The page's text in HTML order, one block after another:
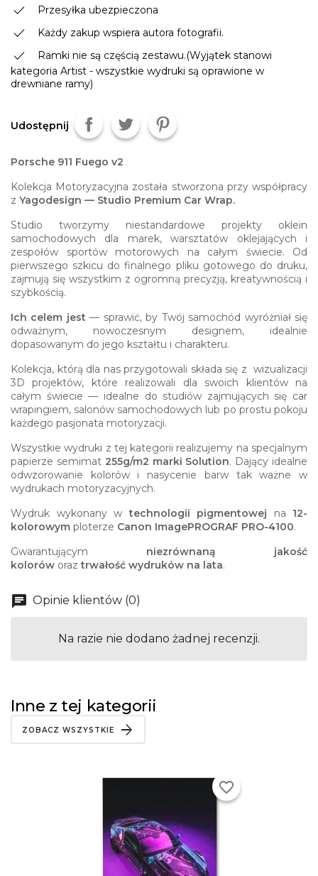
done Przesyłka ubezpieczona
done Każdy zakup wspiera autora fotografii.
done
Ramki nie są częścią zestawu.(Wyjątek stanowi
kategoria Artist - wszystkie wydruki są oprawione w
drewniane ramy)
Udostępnij
Porsche 911 Fuego v2
Kolekcja Motoryzacyjna została stworzona przy współpracy
z Yagodesign — Studio Premium Car Wrap.
Studio tworzymy niestandardowe projekty oklein
samochodowych dla marek, warsztatów oklejających i
zespołów sportów motorowych na całym świecie. Od
pierwszego szkicu do finalnego pliku gotowego do druku,
zajmują się wszystkim z ogromną precyzją, kreatywnością i
szybkością.
Ich celem jest — sprawić, by Twój samochód wyróżniał się
odważnym, nowoczesnym designem, idealnie
dopasowanym do jego kształtu i charakteru.
Kolekcja, którą dla nas przygotowali składa się z wizualizacji
3D projektów, które realizowali dla swoich klientów na
całym świecie — idealne do studiów zajmujących się car
wrapingiem, salonów samochodowych lub po prostu pokoju
każdego pasjonata motoryzacji.
Wszystkie wydruki z tej kategorii realizujemy na specjalnym
papierze semimat 255g/m2 marki Solution. Dający idealne
odwzorowanie kolorów i nasycenie barw tak ważne w
wydrukach motoryzacyjnych.
Wydruk wykonany wtechnologii pigmentowej na 12-
kolorowym ploterze Canon ImagePROGRAF PRO-4100.
Gwarantującym niezrównaną jakość
kolorów oraztrwałość wydruków na lata.
Opinie klientów (0)
Na razie nie dodano żadnej recenzji.
Inne z tej kategorii
ZOBACZ WSZYSTKIE
favorite_border